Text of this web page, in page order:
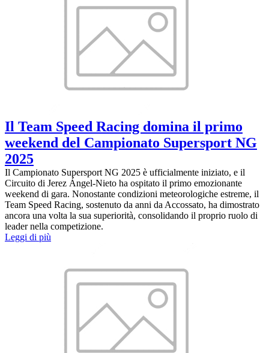
Il Team Speed Racing domina il primo
weekend del Campionato Supersport NG
2025
Il Campionato Supersport NG 2025 è ufficialmente iniziato, e il
Circuito di Jerez Ángel-Nieto ha ospitato il primo emozionante
weekend di gara. Nonostante condizioni meteorologiche estreme, il
Team Speed Racing, sostenuto da anni da Accossato, ha dimostrato
ancora una volta la sua superiorità, consolidando il proprio ruolo di
leader nella competizione.
Leggi di più